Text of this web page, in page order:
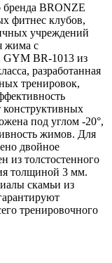
бренда BRONZE
фитнес клубов,
учреждений
жима с
GYM BR-1013 из
разработанная
тренировок,
под углом -20°,
жимов. Для
двойное
из толстостенного
толщиной 3 мм.
скамьи из
тренировочного